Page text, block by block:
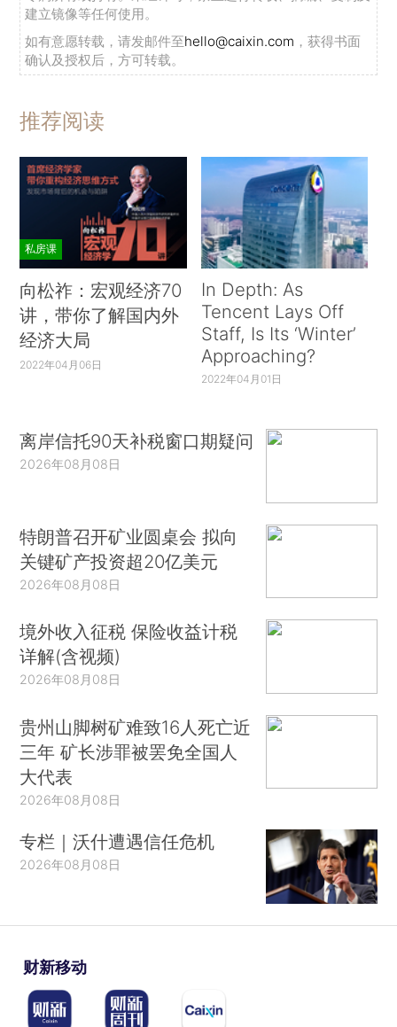
建立镜像等任何使用。
如有意愿转载，请发邮件至hello@caixin.com ，获得书面
确认及授权后，方可转载。
推荐阅读
私房课
向松祚：宏观经济70
讲，带你了解国内外
经济大局
2022年04月06日
In Depth: As
Tencent Lays Off
Staff, Is Its ‘Winter’
Approaching?
2022年04月01日
离岸信托90天补税窗口期疑问
2026年08月08日
特朗普召开矿业圆桌会 拟向
关键矿产投资超20亿美元
2026年08月08日
境外收入征税 保险收益计税
详解(含视频)
2026年08月08日
贵州山脚树矿难致16人死亡近
三年 矿长涉罪被罢免全国人
大代表
2026年08月08日
专栏｜沃什遭遇信任危机
2026年08月08日
财新移动